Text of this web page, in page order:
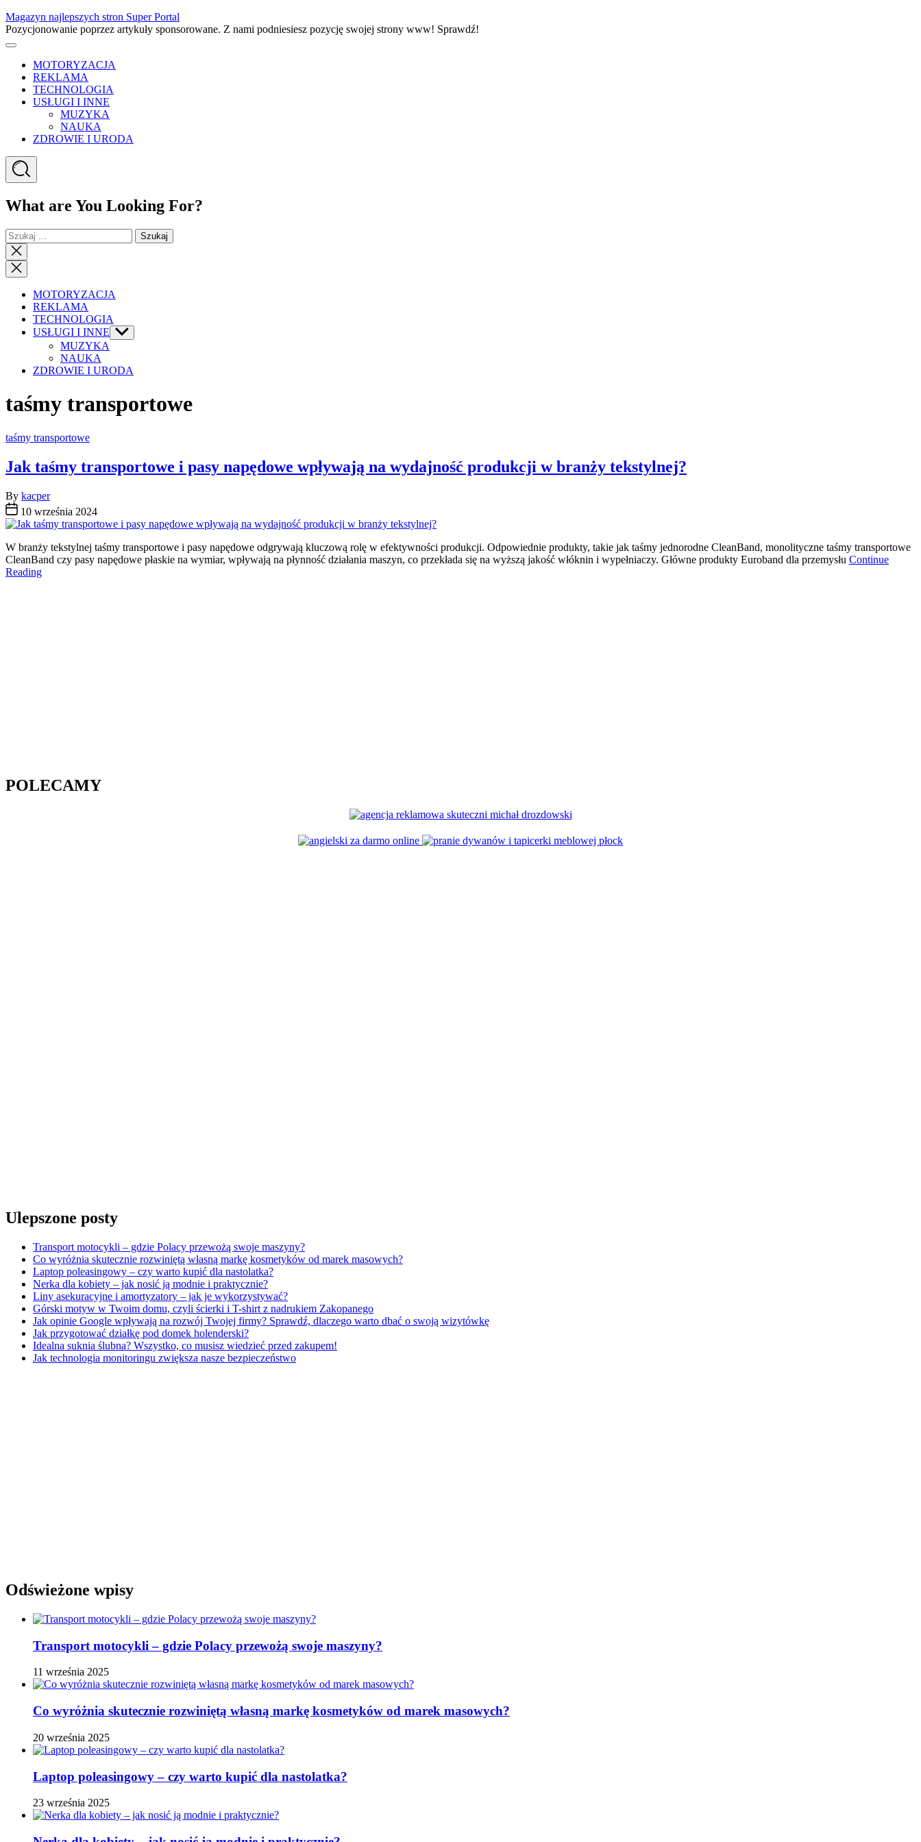
Skip
to
content
Magazyn najlepszych stron Super Portal
Pozycjonowanie poprzez artykuły sponsorowane. Z nami podniesiesz pozycję swojej strony www! Sprawdź!
Menu
MOTORYZACJA
REKLAMA
TECHNOLOGIA
USŁUGI I INNE
MUZYKA
NAUKA
ZDROWIE I URODA
Search
What are You Looking For?
Szukaj:
Close
search
Close
Menu
MOTORYZACJA
REKLAMA
TECHNOLOGIA
USŁUGI I INNE Show
sub
MUZYKA
NAUKA
ZDROWIE I URODA
taśmy transportowe
Categories
taśmy transportowe
Jak taśmy transportowe i pasy napędowe wpływają na wydajność produkcji w branży tekstylnej?
By kacper
10 września 2024
W branży tekstylnej taśmy transportowe i pasy napędowe odgrywają kluczową rolę w efektywności produkcji. Odpowiednie produkty, takie jak taśmy jednorodne CleanBand, monolityczne taśmy transportowe
CleanBand czy pasy napędowe płaskie na wymiar, wpływają na płynność działania maszyn, co przekłada się na wyższą jakość włóknin i wypełniaczy. Główne produkty Euroband dla przemysłu Continue
Reading
POLECAMY
Ulepszone posty
Transport motocykli – gdzie Polacy przewożą swoje maszyny?
Co wyróżnia skutecznie rozwiniętą własną markę kosmetyków od marek masowych?
Laptop poleasingowy – czy warto kupić dla nastolatka?
Nerka dla kobiety – jak nosić ją modnie i praktycznie?
Liny asekuracyjne i amortyzatory – jak je wykorzystywać?
Górski motyw w Twoim domu, czyli ścierki i T-shirt z nadrukiem Zakopanego
Jak opinie Google wpływają na rozwój Twojej firmy? Sprawdź, dlaczego warto dbać o swoją wizytówkę
Jak przygotować działkę pod domek holenderski?
Idealna suknia ślubna? Wszystko, co musisz wiedzieć przed zakupem!
Jak technologia monitoringu zwiększa nasze bezpieczeństwo
Odświeżone wpisy
Transport motocykli – gdzie Polacy przewożą swoje maszyny?
11 września 2025
Co wyróżnia skutecznie rozwiniętą własną markę kosmetyków od marek masowych?
20 września 2025
Laptop poleasingowy – czy warto kupić dla nastolatka?
23 września 2025